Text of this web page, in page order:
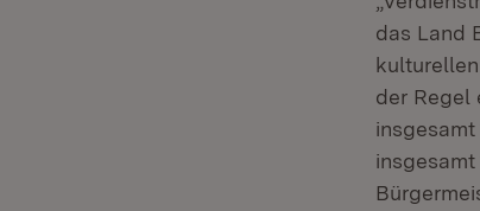
das Land
der Regel